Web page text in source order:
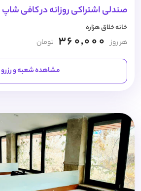
صندلی اشتراکی روزانه در کافی شاپ
خانه خلاق هزاره
هر روز 360,000 تومان
مشاهده شعبه و رزرو